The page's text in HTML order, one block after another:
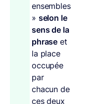
ensembles
» selon le
sens de la
phrase et
la place
occupée
par
chacun de
ces deux